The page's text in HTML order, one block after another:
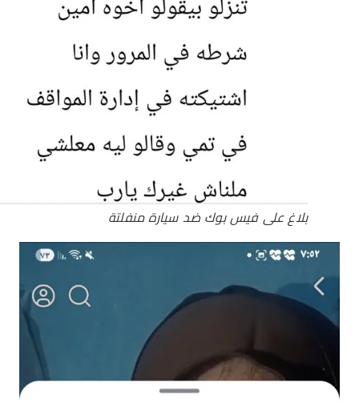
بلاغ على فيس بوك ضد سيارة منفلتة